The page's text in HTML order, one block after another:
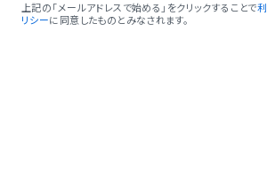
上記の「メールアドレスで始める」をクリックすることで
リシーに同意したものとみなされます。